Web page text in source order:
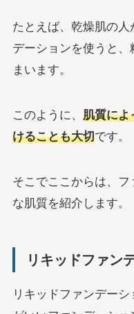
たとえば、乾燥肌の
デーションを使うと
まいます。
このように、 肌質によ
けることも大切です。
そこでここからは、
な肌質を紹介します。
リキッドファン
リキッドファンデーシ